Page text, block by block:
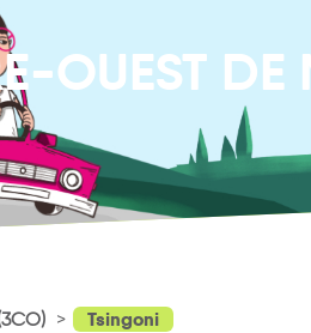
OUEST DE
Tsingoni